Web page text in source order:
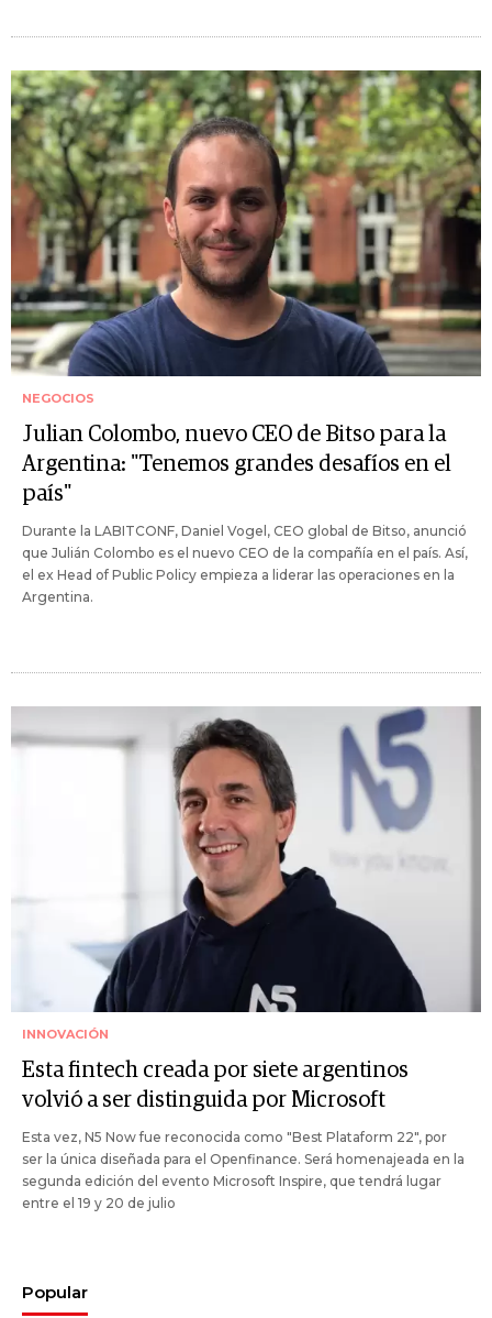
NEGOCIOS
Julian Colombo, nuevo CEO de Bitso para la
Argentina: "Tenemos grandes desafíos en el
país"
Durante la LABITCONF, Daniel Vogel, CEO global de Bitso, anunció
que Julián Colombo es el nuevo CEO de la compañía en el país. Así,
el ex Head of Public Policy empieza a liderar las operaciones en la
Argentina.
INNOVACIÓN
Esta fintech creada por siete argentinos
volvió a ser distinguida por Microsoft
Esta vez, N5 Now fue reconocida como "Best Plataform 22", por
ser la única diseñada para el Openfinance. Será homenajeada en la
segunda edición del evento Microsoft Inspire, que tendrá lugar
entre el 19 y 20 de julio
Popular